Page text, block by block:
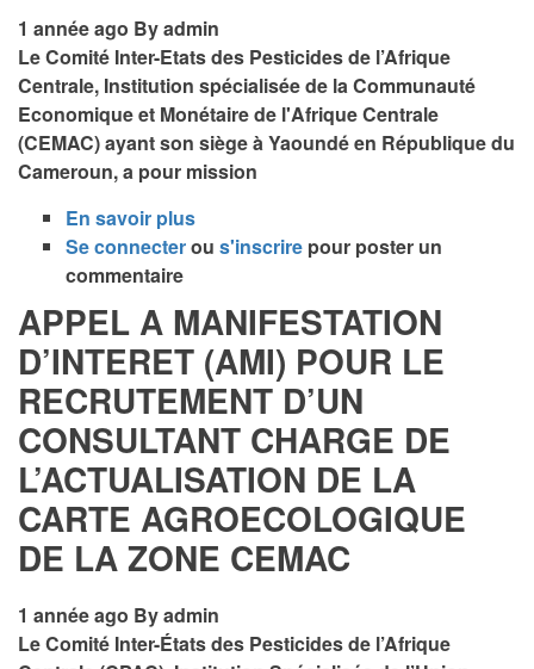
DES
RESSSOURCES
HUMAINES
/
GESTION
BUDGETAIRE
LA
ET
FINANCIERE
AU
CPAC
1 année ago Byadmin
Le Comité Inter-Etats des Pesticides de l’Afrique
Centrale, Institution spécialisée de la Communauté
Economique et Monétaire de l'Afrique Centrale
(CEMAC) ayant son siège à Yaoundé en République du
Cameroun, a pour mission
En savoir plus
AVIS
A
CANDIDATUTRES
(AAC)
POUR
LE
RECRUTEMENT
D’UN
EXPERT
A
LA
ADMINISTRATIVE
ET
Se connecterou s'inscrire pour poster un
commentaire
APPEL A MANIFESTATION
D’INTERET (AMI) POUR LE
RECRUTEMENT D’UN
CONSULTANT CHARGE DE
L’ACTUALISATION DE LA
CARTE AGROECOLOGIQUE
DE LA ZONE CEMAC
1 année ago Byadmin
Le Comité Inter-États des Pesticides de l’Afrique